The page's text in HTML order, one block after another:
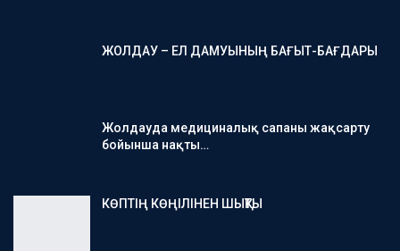
ЖОЛДАУ – ЕЛ ДАМУЫНЫҢ БАҒЫТ-БАҒДАРЫ
Жолдауда медициналық сапаны жақсарту
бойынша нақты…
КӨПТІҢ КӨҢІЛІНЕН ШЫҚТЫ